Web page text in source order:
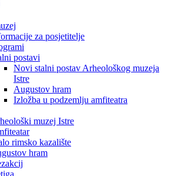
za posjetitelje
postavi
Novi stalni postav Arheološkog muzeja
Istre
Augustov hram
Izložba u podzemlju amfiteatra
muzej Istre
rimsko kazalište
hram